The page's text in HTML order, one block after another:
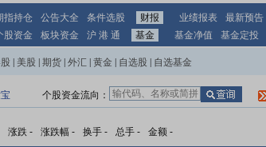
指持仓 公告大全 条件选股 财报 业绩报表 最新预告
股资金 板块资金 沪 港 通 基金 基金净值 基金定投
美股 期货 外汇 黄金 自选股 自选基金
个股资金流向：
涨跌 - 涨跌幅 - 换手 - 总手 - 金额 -